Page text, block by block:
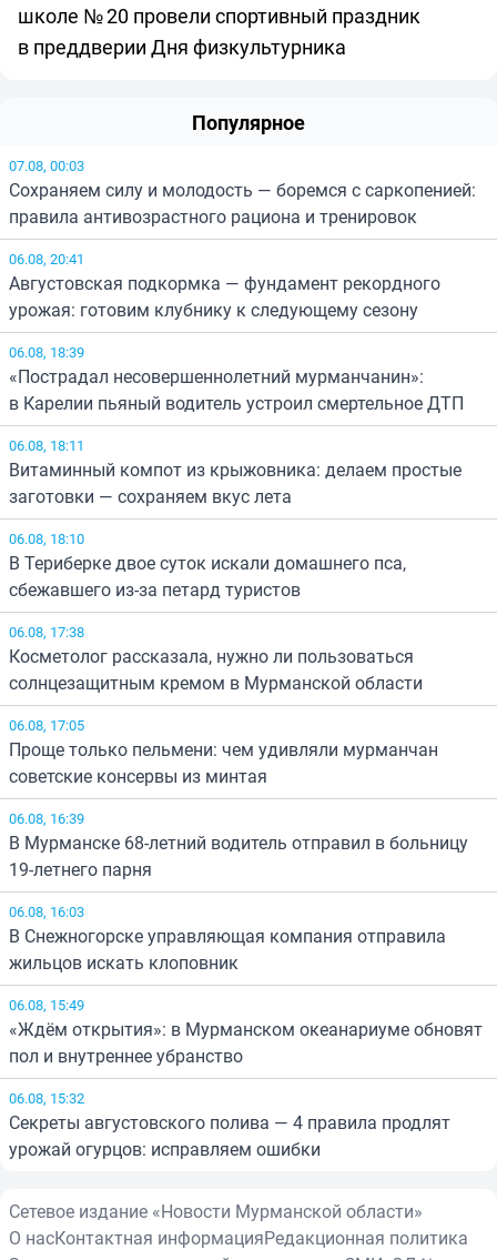
школе № 20 провели спортивный праздник
в преддверии Дня физкультурника
Популярное
07.08, 00:03
Сохраняем силу и молодость — боремся с саркопенией:
правила антивозрастного рациона и тренировок
06.08, 20:41
Августовская подкормка — фундамент рекордного
урожая: готовим клубнику к следующему сезону
06.08, 18:39
«Пострадал несовершеннолетний мурманчанин»:
в Карелии пьяный водитель устроил смертельное ДТП
06.08, 18:11
Витаминный компот из крыжовника: делаем простые
заготовки — сохраняем вкус лета
06.08, 18:10
В Териберке двое суток искали домашнего пса,
сбежавшего из-за петард туристов
06.08, 17:38
Косметолог рассказала, нужно ли пользоваться
солнцезащитным кремом в Мурманской области
06.08, 17:05
Проще только пельмени: чем удивляли мурманчан
советские консервы из минтая
06.08, 16:39
В Мурманске 68-летний водитель отправил в больницу
19-летнего парня
06.08, 16:03
В Снежногорске управляющая компания отправила
жильцов искать клоповник
06.08, 15:49
«Ждём открытия»: в Мурманском океанариуме обновят
пол и внутреннее убранство
06.08, 15:32
Секреты августовского полива — 4 правила продлят
урожай огурцов: исправляем ошибки
Сетевое издание «Новости Мурманской области»
О насКонтактная информацияРедакционная политика